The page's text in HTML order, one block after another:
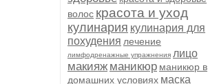
волос красота и уход
кулинария кулинария для
похудения лечение
лимфодренажные упражнения лицо
макияж маникюр маникюр в
домашних условиях маска